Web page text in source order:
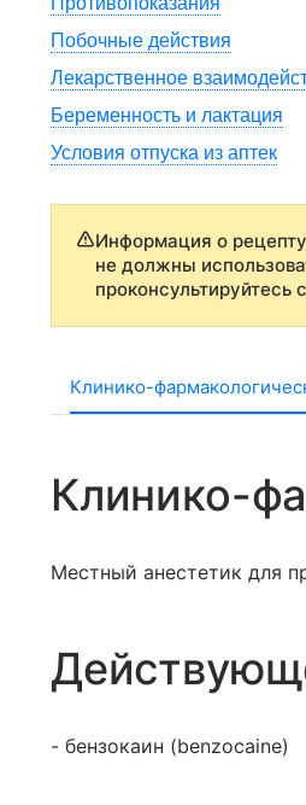
Побочные действия
Лекарственное
Беременность и лактация
Условия отпуска из аптек
Информация о
не должны
проконсультируйтесь
Клинико-
Клинико-
Местный анестетик для
- бензокаин (benzocaine)